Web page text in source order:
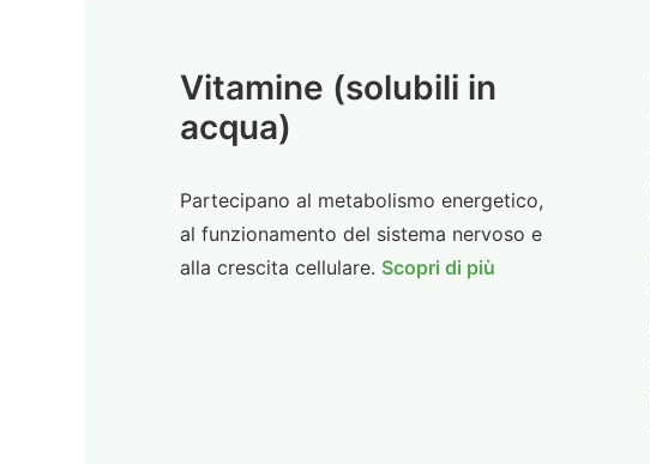
Vitamine (solubili in
acqua)
Partecipano al metabolismo energetico,
al funzionamento del sistema nervoso e
alla crescita cellulare. Scopri di più